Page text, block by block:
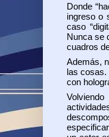
Donde
ingreso o
caso
Nunca se
cuadros
Además,
las cosas.
con